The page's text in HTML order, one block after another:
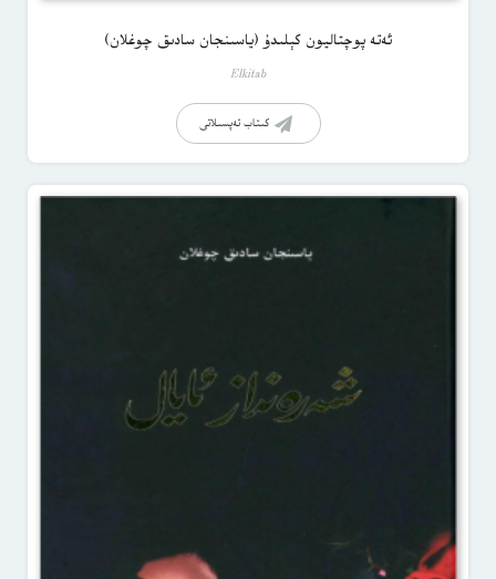
ئەتە پوچتاليون كېلىدۇ (ياسىنجان سادىق چوغلان)
Elkitab
كىتاب تەپسىلاتى